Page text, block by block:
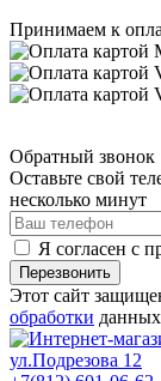
Принимаем к
Обратный звонок
Оставьте свой
несколько минут
Я согласен с
Перезвонить
Этот сайт
обработки
ул.Подрезова 12